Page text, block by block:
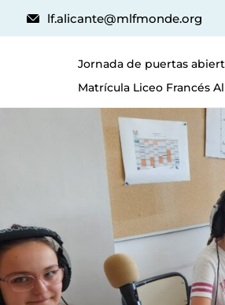
lf.alicante@mlfmonde.org
Jornada de puertas
Matrícula Liceo Francés